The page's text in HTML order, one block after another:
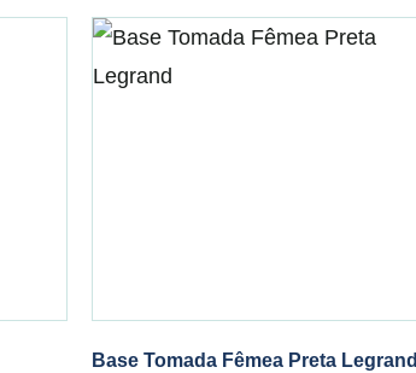
Base Tomada Fêmea Preta Legrand